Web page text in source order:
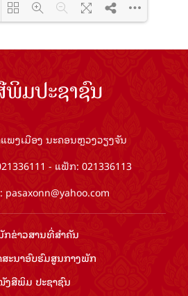
PDF 100% ...
ມປະຊາຊົນ
ງເມືອງ ນະຄອນຫຼວງວຽງຈັນ
- ແຟັກ: 021336113
pasaxonn@yahoo.com
ກ​ຂ່າວ​ສານ​ທີ່​ສຳ​ຄັນ​
ສະນາອົບຮົມ​ສູນ​ກາງ​ພັກ
ສືພິມ ປະ​ຊາ​ຊົນ